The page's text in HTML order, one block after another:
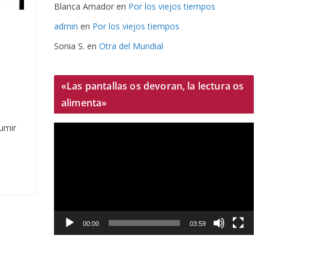
Blanca Amador en Por los viejos tiempos
admin en Por los viejos tiempos
Sonia S. en Otra del Mundial
«Las pantallas os devoran, la lectura os
alimenta»
c
00:00 03:59